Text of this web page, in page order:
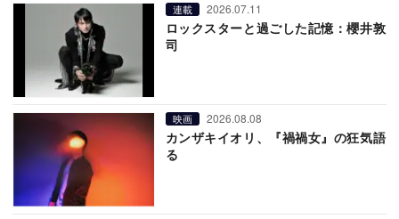
連載 2026.07.11
ロックスターと過ごした記憶：櫻井敦
司
映画 2026.08.08
カンザキイオリ、『禍禍女』の狂気語
る